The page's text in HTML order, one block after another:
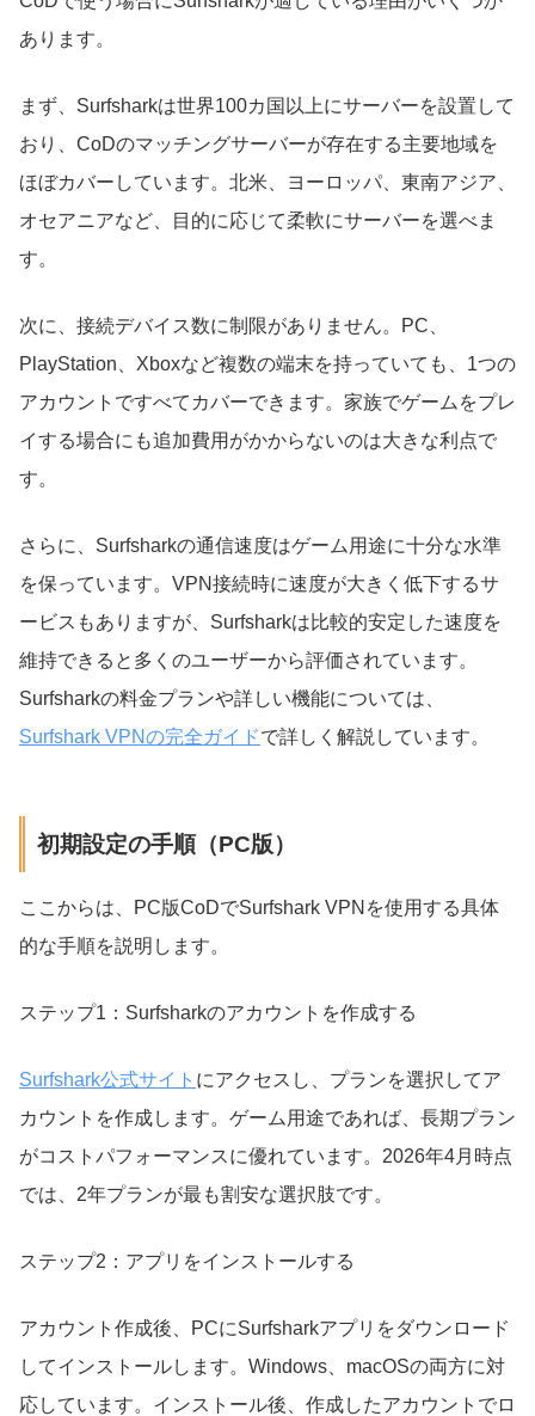
あります。
まず、Surfsharkは世界100カ国以上にサーバーを設置して
おり、CoDのマッチングサーバーが存在する主要地域を
ほぼカバーしています。北米、ヨーロッパ、東南アジア、
オセアニアなど、目的に応じて柔軟にサーバーを選べま
す。
次に、接続デバイス数に制限がありません。PC、
PlayStation、Xboxなど複数の端末を持っていても、1つの
アカウントですべてカバーできます。家族でゲームをプレ
イする場合にも追加費用がかからないのは大きな利点で
す。
さらに、Surfsharkの通信速度はゲーム用途に十分な水準
を保っています。VPN接続時に速度が大きく低下するサ
ービスもありますが、Surfsharkは比較的安定した速度を
維持できると多くのユーザーから評価されています。
Surfsharkの料金プランや詳しい機能については、
Surfshark VPNの完全ガイドで詳しく解説しています。
初期設定の手順（PC版）
ここからは、PC版CoDでSurfshark VPNを使用する具体
的な手順を説明します。
ステップ1：Surfsharkのアカウントを作成する
Surfshark公式サイト にアクセスし、プランを選択してア
カウントを作成します。ゲーム用途であれば、長期プラン
がコストパフォーマンスに優れています。2026年4月時点
では、2年プランが最も割安な選択肢です。
ステップ2：アプリをインストールする
アカウント作成後、PCにSurfsharkアプリをダウンロード
してインストールします。Windows、macOSの両方に対
応しています。インストール後、作成したアカウントでロ